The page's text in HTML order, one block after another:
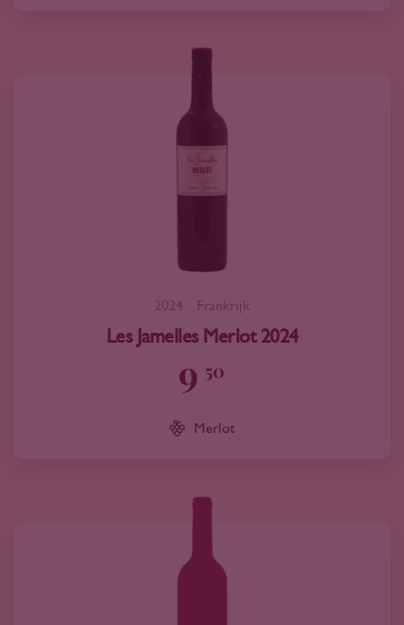
2024 Frankrijk
Les Jamelles Merlot 2024
9 50
Merlot